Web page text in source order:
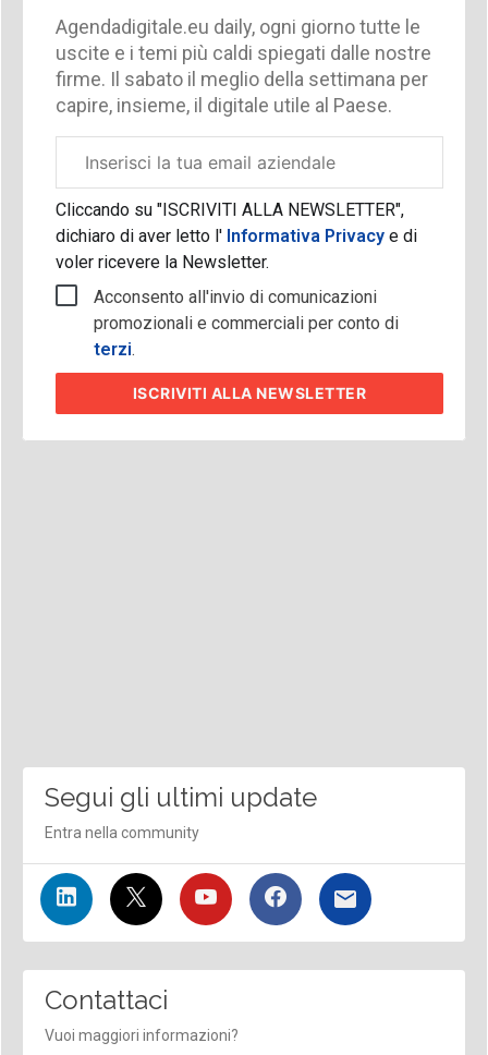
Agendadigitale.eu daily, ogni giorno tutte le
uscite e i temi più caldi spiegati dalle nostre
firme. Il sabato il meglio della settimana per
capire, insieme, il digitale utile al Paese.
aziendale
Cliccando su "ISCRIVITI ALLA NEWSLETTER",
dichiaro di aver letto l'Informativa Privacy e di
voler ricevere la Newsletter.
Acconsento all'invio di comunicazioni
promozionali e commerciali per conto di
terzi.
ISCRIVITI ALLA NEWSLETTER
Segui gli ultimi update
Entra nella community
Contattaci
Vuoi maggiori informazioni?